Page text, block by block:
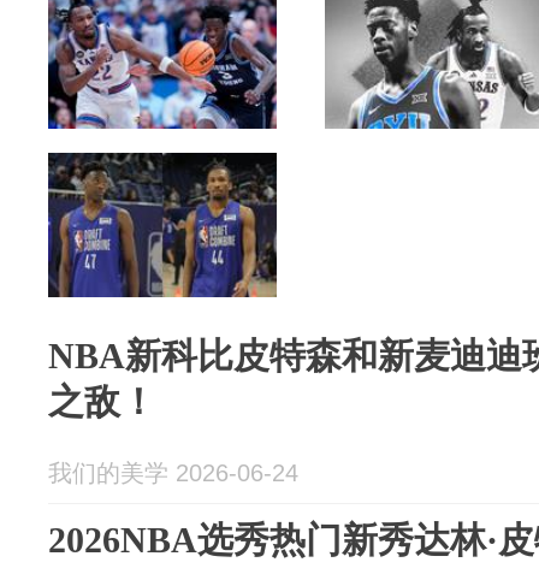
NBA新科比皮特森和新麦迪迪
之敌！
我们的美学 2026-06-24
2026NBA选秀热门新秀达林·